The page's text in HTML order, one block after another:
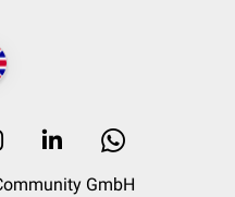
GmbH